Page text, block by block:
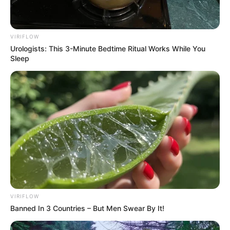
Fête de la Musique Hannover
La Fête de la Musique, dieses inzwischen sehr
bekannte Fest der Straßenmusik, findet alljährlich
weiteren mehr als 500 Städten weltweit statt. Die
ursprüngliche Idee kommt aus Frankreich, wo 1982
in Paris alles begann. In Hannover spielen jedes
Jahr mehr als 1.000 Musiker auf über 30 Bühnen.
Stadt/Ort: Hannover
Beginn: 21.06.2031 12:00 Uhr
Ende: 22.06.2031 00:00 Uhr
Eintrittspreis: Freier Eintritt
Hotel für diese Veranstaltung buchen
VIRIFLOW
Urologists: This 3-Minute Bedtime Ritual Works While You
Sleep
VIRIFLOW
Banned In 3 Countries – But Men Swear By It!